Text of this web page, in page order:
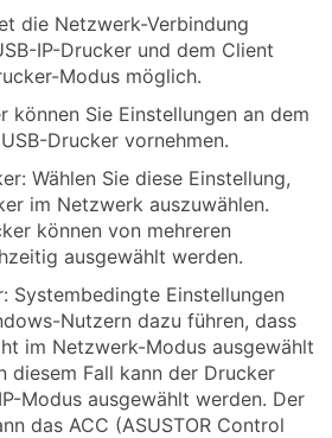
die Netzwerk-Verbindung
IP-Drucker und dem Client
Modus möglich.
können Sie Einstellungen an dem
Drucker vornehmen.
Wählen Sie diese Einstellung,
im Netzwerk auszuwählen.
können von mehreren
ausgewählt werden.
Systembedingte Einstellungen
Nutzern dazu führen, dass
im Netzwerk-Modus ausgewählt
diesem Fall kann der Drucker
Modus ausgewählt werden. Der
das ACC (ASUSTOR Control